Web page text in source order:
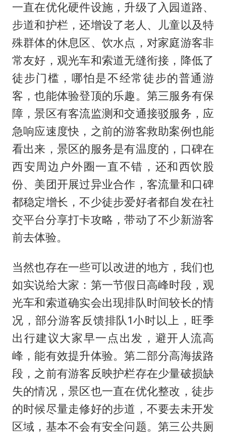
一直在优化硬件设施，升级了入园道路、
步道和护栏，还增设了老人、儿童以及特
殊群体的休息区、饮水点，对家庭游客非
常友好，观光车和索道无缝衔接，降低了
徒步门槛，哪怕是不经常徒步的普通游
客，也能体验登顶的乐趣。第三服务有保
障，景区有客流监测和交通接驳服务，应
急响应速度快，之前的游客救助案例也能
看出来，景区的服务是有温度的，口碑在
西安周边户外圈一直不错，还和西饮股
份、美团开展过异业合作，客流量和口碑
都稳定增长，不少徒步爱好者都自发在社
交平台分享打卡攻略，带动了不少新游客
前去体验。
当然也存在一些可以改进的地方，我们也
如实说给大家：第一节假日高峰时段，观
光车和索道确实会出现排队时间较长的情
况，部分游客反馈排队1小时以上，旺季
出行建议大家早一点出发，避开人流高
峰，能有效提升体验。第二部分高海拔路
段，之前有游客反映护栏存在少量破损缺
失的情况，景区也一直在优化整改，徒步
的时候尽量走修好的步道，不要去未开发
区域，基本不会有安全问题。第三公共厕